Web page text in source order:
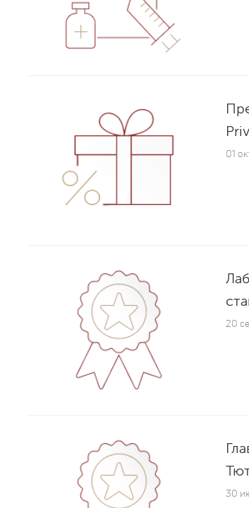
01
20
30